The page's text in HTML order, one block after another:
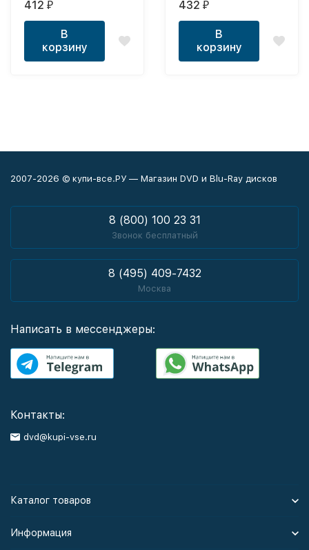
412 ₽
В
корзину
432 ₽
В
корзину
2007-2026 © купи-все.РУ — Магазин DVD и Blu-Ray дисков
8 (800) 100 23 31
Звонок бесплатный
8 (495) 409-7432
Москва
Написать в мессенджеры:
Контакты:
dvd@kupi-vse.ru
Каталог товаров
Информация